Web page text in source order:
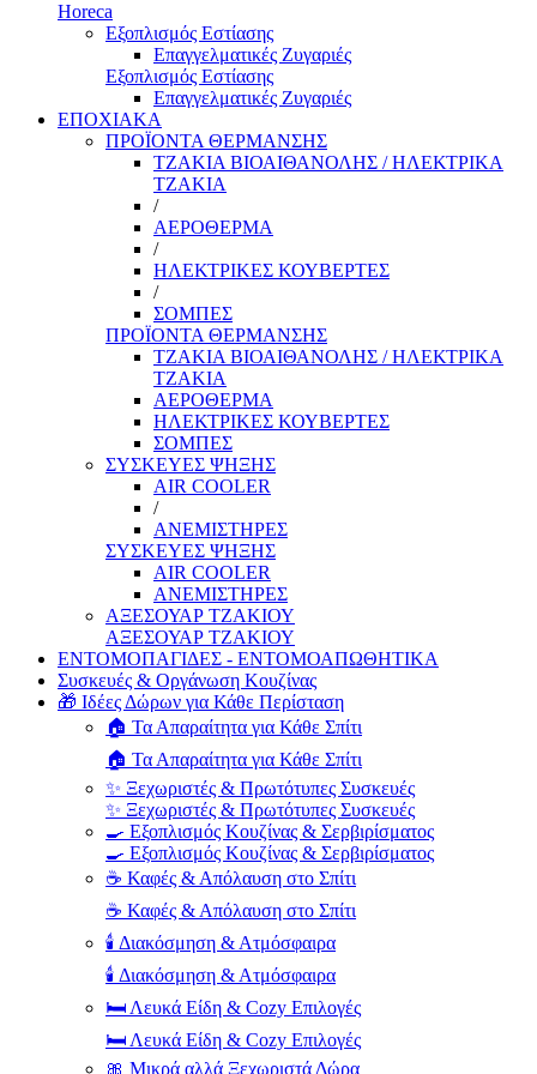
Horeca
Εξοπλισμός Εστίασης
Επαγγελματικές Ζυγαριές
Εξοπλισμός Εστίασης
Επαγγελματικές Ζυγαριές
ΕΠΟΧΙΑΚΑ
ΠΡΟΪΟΝΤΑ ΘΕΡΜΑΝΣΗΣ
ΤΖΑΚΙΑ ΒΙΟΑΙΘΑΝΟΛΗΣ / ΗΛΕΚΤΡΙΚΑ
ΤΖΑΚΙΑ
/
ΑΕΡΟΘΕΡΜΑ
/
ΗΛΕΚΤΡΙΚΕΣ ΚΟΥΒΕΡΤΕΣ
/
ΣΟΜΠΕΣ
ΠΡΟΪΟΝΤΑ ΘΕΡΜΑΝΣΗΣ
ΤΖΑΚΙΑ ΒΙΟΑΙΘΑΝΟΛΗΣ / ΗΛΕΚΤΡΙΚΑ
ΤΖΑΚΙΑ
ΑΕΡΟΘΕΡΜΑ
ΗΛΕΚΤΡΙΚΕΣ ΚΟΥΒΕΡΤΕΣ
ΣΟΜΠΕΣ
ΣΥΣΚΕΥΕΣ ΨΗΞΗΣ
AIR COOLER
/
ΑΝΕΜΙΣΤΗΡΕΣ
ΣΥΣΚΕΥΕΣ ΨΗΞΗΣ
AIR COOLER
ΑΝΕΜΙΣΤΗΡΕΣ
ΑΞΕΣΟΥΑΡ ΤΖΑΚΙΟΥ
ΑΞΕΣΟΥΑΡ ΤΖΑΚΙΟΥ
ΕΝΤΟΜΟΠΑΓΙΔΕΣ - ΕΝΤΟΜΟΑΠΩΘΗΤΙΚΑ
Συσκευές & Οργάνωση Κουζίνας
🎁 Ιδέες Δώρων για Κάθε Περίσταση
🏠 Τα Απαραίτητα για Κάθε Σπίτι
🏠 Τα Απαραίτητα για Κάθε Σπίτι
✨ Ξεχωριστές & Πρωτότυπες Συσκευές
✨ Ξεχωριστές & Πρωτότυπες Συσκευές
🍳 Εξοπλισμός Κουζίνας & Σερβιρίσματος
🍳 Εξοπλισμός Κουζίνας & Σερβιρίσματος
☕ Καφές & Απόλαυση στο Σπίτι
☕ Καφές & Απόλαυση στο Σπίτι
🕯️ Διακόσμηση & Ατμόσφαιρα
🕯️ Διακόσμηση & Ατμόσφαιρα
🛏️ Λευκά Είδη & Cozy Επιλογές
🛏️ Λευκά Είδη & Cozy Επιλογές
🎀 Μικρά αλλά Ξεχωριστά Δώρα